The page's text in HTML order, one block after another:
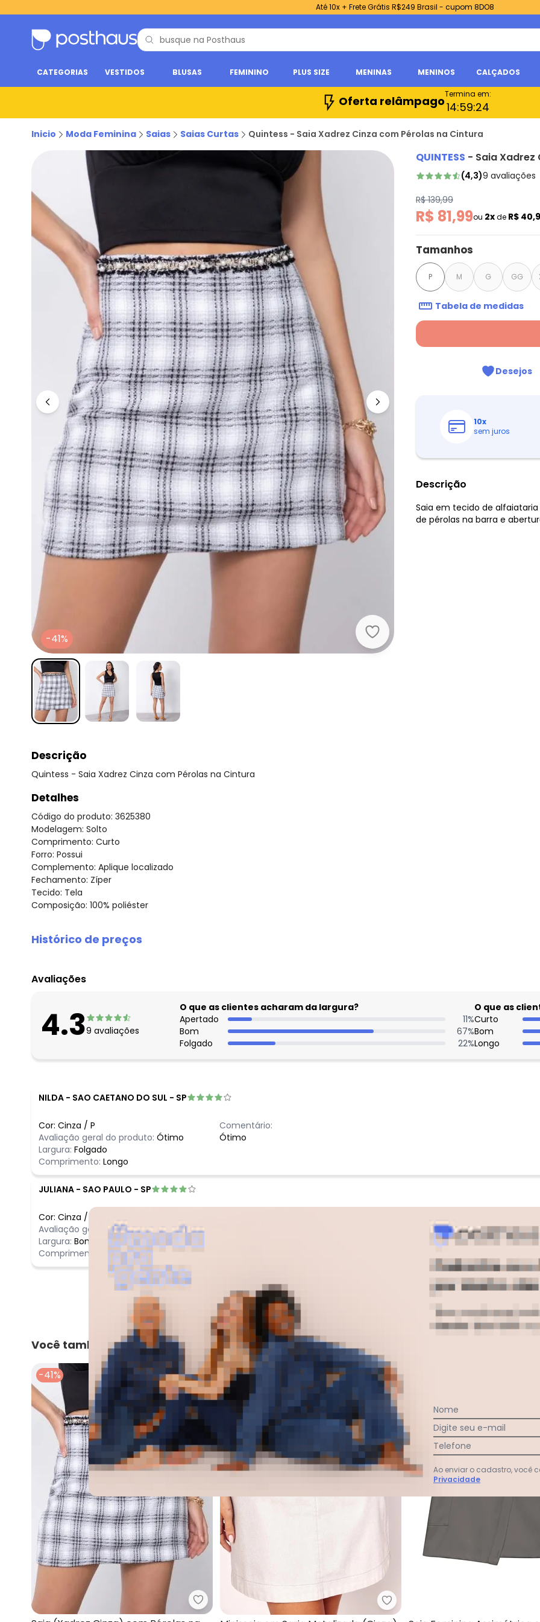
Até 10x + Frete Grátis R$249 Brasil - cupom 8DO8
CATEGORIAS VESTIDOS BLUSAS FEMININO PLUS SIZE MENINAS MENINOS CALÇADOS
Oferta relâmpagoTermina em:
14:59:23
Inicio Moda Feminina Saias Saias Curtas Quintess - Saia Xadrez Cinza com Pérolas na Cintura
Quintess - Saia Xadrez Cinza com
-41%
QUINTESS - Saia Xadrez
(4,3)9 avaliações
R$ 139,99
R$ 81,99ou 2xde R$
Tamanhos
P M G GG
Tabela de medidas
Desejos
10x
sem juros
Descrição
Saia em tecido de
de pérolas na barra e
Descrição
Quintess - Saia Xadrez Cinza com Pérolas na Cintura
Detalhes
Código do produto: 3625380
Modelagem: Solto
Comprimento: Curto
Forro: Possui
Complemento: Aplique localizado
Fechamento: Zíper
Tecido: Tela
Composição: 100% poliéster
Histórico de preços
agosto/2026
maio/2026
abril/2026
fevereiro/2026
Avaliações
4.39 avaliações
O que as clientes acharam da largura?
Apertado
11%
Bom
67%
Folgado
22%
O que as
Curto
Bom
Longo
NILDA - SAO CAETANO DO SUL - SP
Cor: Cinza / P
Avaliação geral do produto: Ótimo
Largura: Folgado
Comprimento: Longo
Comentário:
Ótimo
JULIANA - SAO PAULO - SP
Cor: Cinza /
Avaliação geral do produto: Ótimo
Largura: Bom
Comprimento:
Bom
Ameiii minha compra ! Saia linda de ótima qualidade. Peguei tamanho G
Ver todas as avaliações
Você também pode gostar
-41%
Quintess - Saia (Xadrez Cinza) com Pérolas na Cintura
-50%
Sofie - Minissaia em Sarja
Nome
Digite seu e-mail
Telefone
Ao enviar o cadastro, você
Privacidade